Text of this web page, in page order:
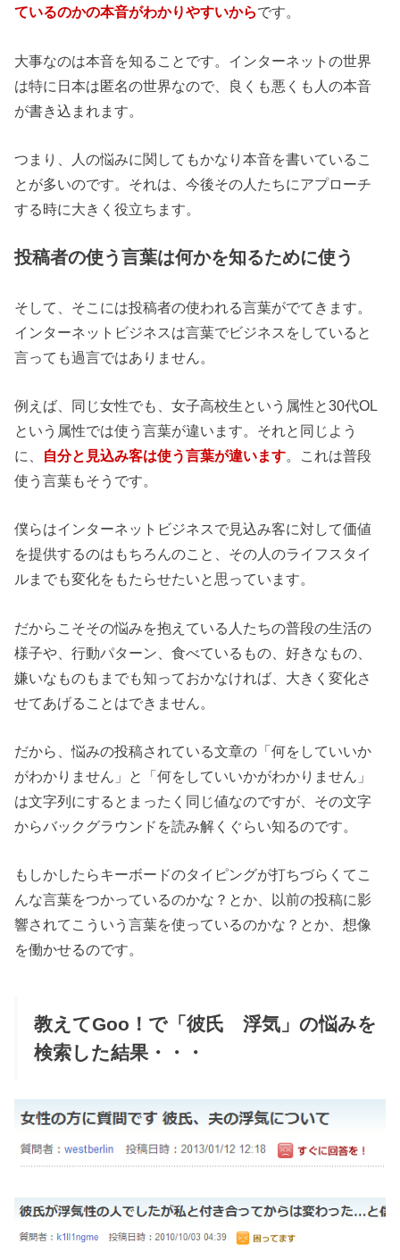
ているのかの本音がわかりやすいからです。
大事なのは本音を知ることです。インターネットの世界
は特に日本は匿名の世界なので、良くも悪くも人の本音
が書き込まれます。
つまり、人の悩みに関してもかなり本音を書いているこ
とが多いのです。それは、今後その人たちにアプローチ
する時に大きく役立ちます。
投稿者の使う言葉は何かを知るために使う
そして、そこには投稿者の使われる言葉がでてきます。
インターネットビジネスは言葉でビジネスをしていると
言っても過言ではありません。
例えば、同じ女性でも、女子高校生という属性と30代OL
という属性では使う言葉が違います。それと同じよう
に、 自分と見込み客は使う言葉が違います。これは普段
使う言葉もそうです。
僕らはインターネットビジネスで見込み客に対して価値
を提供するのはもちろんのこと、その人のライフスタイ
ルまでも変化をもたらせたいと思っています。
だからこそその悩みを抱えている人たちの普段の生活の
様子や、行動パターン、食べているもの、好きなもの、
嫌いなものもまでも知っておかなければ、大きく変化さ
せてあげることはできません。
だから、悩みの投稿されている文章の「何をしていいか
がわかりません」と「何をしていいかがわかりません」
は文字列にするとまったく同じ値なのですが、その文字
からバックグラウンドを読み解くぐらい知るのです。
もしかしたらキーボードのタイピングが打ちづらくてこ
んな言葉をつかっているのかな？とか、以前の投稿に影
響されてこういう言葉を使っているのかな？とか、想像
を働かせるのです。
教えてGoo！で「彼氏 浮気」の悩みを
検索した結果・・・